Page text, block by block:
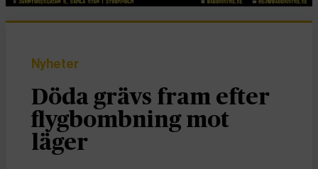
Nyheter
Döda grävs fram efter
flygbombning mot
läger